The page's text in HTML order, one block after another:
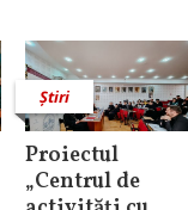
Știri
Proiectul
„Centrul de